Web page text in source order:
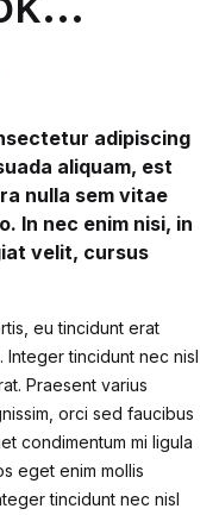
adipiscing
aliquam, est
nulla sem vitae
In nec enim nisi, in
velit, cursus
eu tincidunt erat
Integer tincidunt nec nisl
Praesent varius
orci sed faucibus
condimentum mi ligula
eget enim mollis
tincidunt nec nisl